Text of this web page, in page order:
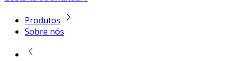
Produtos
Sobre nós